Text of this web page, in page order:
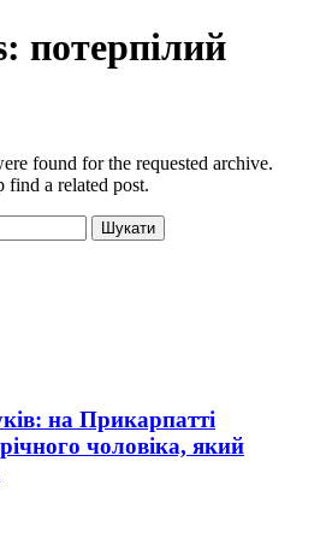
потерпілий
found for the requested archive.
find a related post.
на Прикарпатті
чоловіка, який